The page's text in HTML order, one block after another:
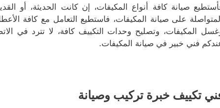
صيانة كافة أنواع المكيفات، إن كانت الحديثة، أو
على صيانة المكيفات، فاستطيع التعامل مع كافة
المكيفات، وتصليح وحدات التكييف كافة، لا تترد في
فني خبير في صيانة المكيفات.
تكييف خبرة تركيب وصيانة